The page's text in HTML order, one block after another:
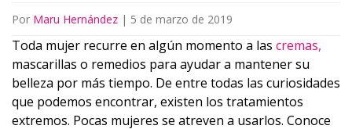
Por Maru Hernández | 5 de marzo de 2019
Toda mujer recurre en algún momento a las cremas,
mascarillas o remedios para ayudar a mantener su
belleza por más tiempo. De entre todas las curiosidades
que podemos encontrar, existen los tratamientos
extremos. Pocas mujeres se atreven a usarlos. Conoce